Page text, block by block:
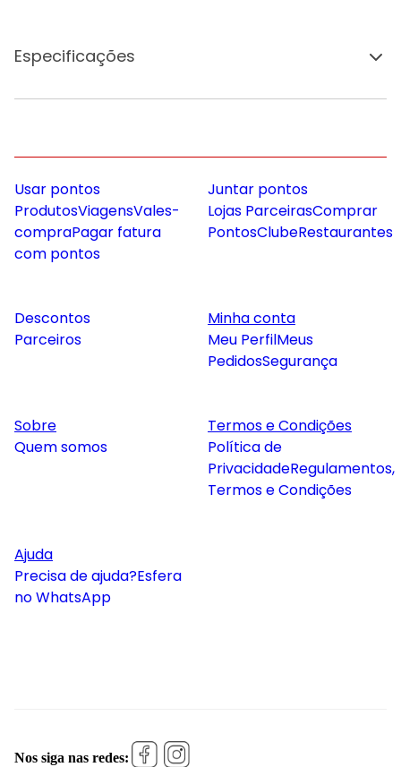
Especificações
Usar pontos
ProdutosViagensVales-
compraPagar fatura
com pontos
Juntar pontos
Lojas ParceirasComprar
PontosClubeRestaurantes
Descontos
Parceiros
Minha conta
Meu PerfilMeus
PedidosSegurança
Sobre
Quem somos
Termos e Condições
Política de
PrivacidadeRegulamentos,
Termos e Condições
Ajuda
Precisa de ajuda?Esfera
no WhatsApp
Nos siga nas redes: